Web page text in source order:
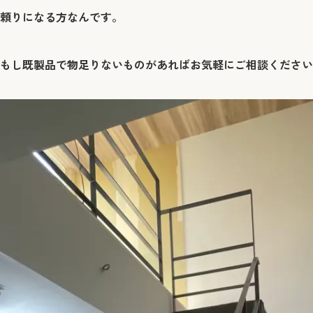
頼りになる方なんです。
もし既製品で物足りないものがあればお気軽にご相談くださ